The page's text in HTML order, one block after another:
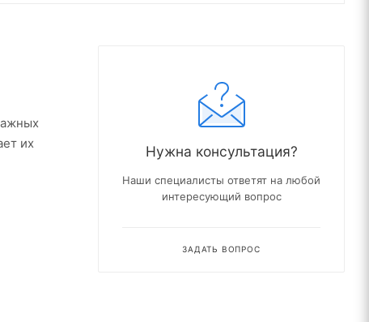
их
Нужна консультация?
Наши специалисты ответят на любой
интересующий вопрос
ЗАДАТЬ ВОПРОС